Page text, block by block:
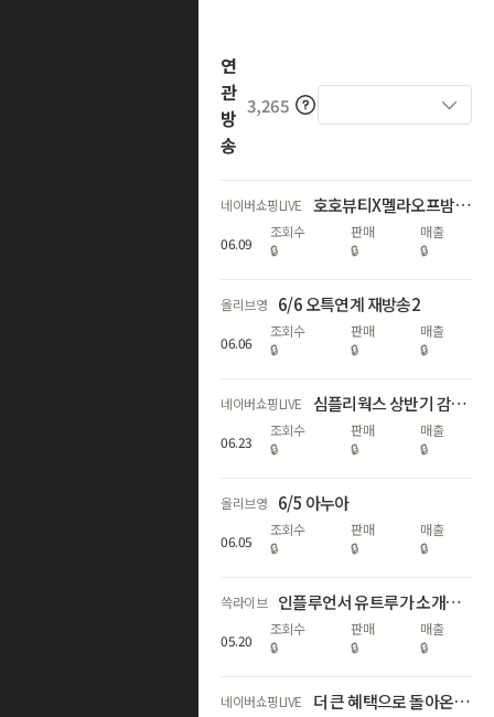
연
관
방
송
3,265
네이버쇼핑LIVE 호호뷰티X멜라오프밤 50% 단독 LIVE
06.09
조회수
🔒
판매
🔒
매출
🔒
올리브영 6/6 오특연계 재방송2
06.06
조회수
🔒
판매
🔒
매출
🔒
네이버쇼핑LIVE 심플리웍스 상반기 감사제 빅세일⭐️ 베스트템 반값 특가+굿유자밤 론칭🍋
06.23
조회수
🔒
판매
🔒
매출
🔒
올리브영 6/5 아누아
06.05
조회수
🔒
판매
🔒
매출
🔒
쓱라이브 인플루언서 유트루가 소개하는 에스티로더 NEW더블웨어 파운데이션! 스테디셀러 갈색병까지! 역대급 최저가로 소개합니다!
05.20
조회수
🔒
판매
🔒
매출
🔒
네이버쇼핑LIVE 더 큰 혜택으로 돌아온 르누베르 X 아랑, 최대 58% 할인